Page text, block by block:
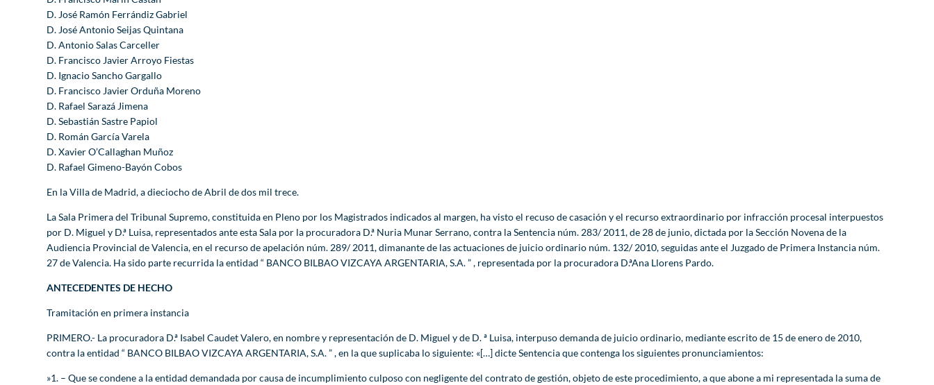
D. José Ramón Ferrándiz Gabriel
D. José Antonio Seijas Quintana
D. Antonio Salas Carceller
D. Francisco Javier Arroyo Fiestas
D. Ignacio Sancho Gargallo
D. Francisco Javier Orduña Moreno
D. Rafael Sarazá Jimena
D. Sebastián Sastre Papiol
D. Román García Varela
D. Xavier O’Callaghan Muñoz
D. Rafael Gimeno-Bayón Cobos
En la Villa de Madrid, a dieciocho de Abril de dos mil trece.
La Sala Primera del Tribunal Supremo, constituida en Pleno por los Magistrados indicados al margen, ha visto el recuso de casación y el recurso extraordinario por infracción procesal interpuestos
por D. Miguel y D.ª Luisa, representados ante esta Sala por la procuradora D.ª Nuria Munar Serrano, contra la Sentencia núm. 283/ 2011, de 28 de junio, dictada por la Sección Novena de la
Audiencia Provincial de Valencia, en el recurso de apelación núm. 289/ 2011, dimanante de las actuaciones de juicio ordinario núm. 132/ 2010, seguidas ante el Juzgado de Primera Instancia núm.
27 de Valencia. Ha sido parte recurrida la entidad “ BANCO BILBAO VIZCAYA ARGENTARIA, S.A. ” , representada por la procuradora D.ªAna Llorens Pardo.
ANTECEDENTES DE HECHO
Tramitación en primera instancia
PRIMERO.- La procuradora D.ª Isabel Caudet Valero, en nombre y representación de D. Miguel y de D. ª Luisa, interpuso demanda de juicio ordinario, mediante escrito de 15 de enero de 2010,
contra la entidad “ BANCO BILBAO VIZCAYA ARGENTARIA, S.A. ” , en la que suplicaba lo siguiente: «[…] dicte Sentencia que contenga los siguientes pronunciamientos:
»1. – Que se condene a la entidad demandada por causa de incumplimiento culposo con negligente del contrato de gestión, objeto de este procedimiento, a que abone a mi representada la suma de